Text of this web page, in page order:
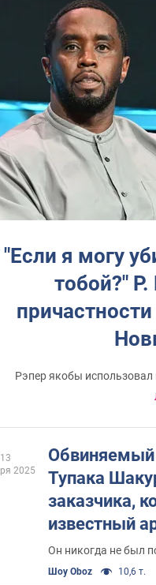
"Если я могу
тобой?"
Рэпер якобы использовал
Обвиняемый
Тупака
заказчика,
известный
пообещал за
Он никогда не был
Шоу Oboz 10,6 т.
2025